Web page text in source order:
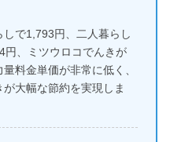
で1,793円、二人暮らし
円、ミツウロコでんきが
料金単価が非常に低く、
大幅な節約を実現しま